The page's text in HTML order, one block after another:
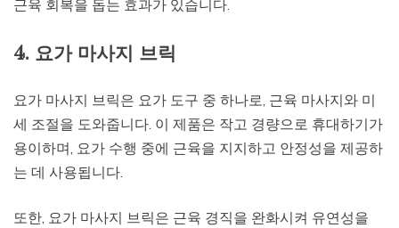
근육 회복을 돕는 효과가 있습니다.
4. 요가 마사지 브릭
요가 마사지 브릭은 요가 도구 중 하나로, 근육 마사지와 미
세 조절을 도와줍니다. 이 제품은 작고 경량으로 휴대하기가
용이하며, 요가 수행 중에 근육을 지지하고 안정성을 제공하
는 데 사용됩니다.
또한, 요가 마사지 브릭은 근육 경직을 완화시켜 유연성을